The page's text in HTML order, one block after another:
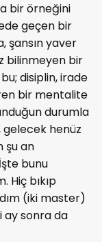
bir örneğini
geçen bir
şansın yaver
bilinmeyen bir
disiplin, irade
bir mentalite
durumla
gelecek henüz
şu an
bunu
Hiç bıkıp
(iki master)
ay sonra da